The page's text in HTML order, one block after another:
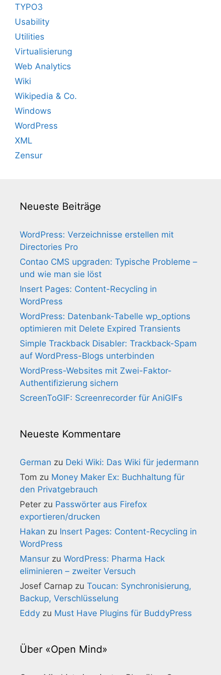
TYPO3
Usability
Utilities
Virtualisierung
Web Analytics
Wiki
Wikipedia & Co.
Windows
WordPress
XML
Zensur
Neueste Beiträge
WordPress: Verzeichnisse erstellen mit
Directories Pro
Contao CMS upgraden: Typische Probleme –
und wie man sie löst
Insert Pages: Content-Recycling in
WordPress
WordPress: Datenbank-Tabelle wp_options
optimieren mit Delete Expired Transients
Simple Trackback Disabler: Trackback-Spam
auf WordPress-Blogs unterbinden
WordPress-Websites mit Zwei-Faktor-
Authentifizierung sichern
ScreenToGIF: Screenrecorder für AniGIFs
Neueste Kommentare
German zu Deki Wiki: Das Wiki für jedermann
Tom zu Money Maker Ex: Buchhaltung für
den Privatgebrauch
Peter zu Passwörter aus Firefox
exportieren/drucken
Hakan zu Insert Pages: Content-Recycling in
WordPress
Mansur zu WordPress: Pharma Hack
eliminieren – zweiter Versuch
Josef Carnap zu Toucan: Synchronisierung,
Backup, Verschlüsselung
Eddy zu Must Have Plugins für BuddyPress
Über «Open Mind»